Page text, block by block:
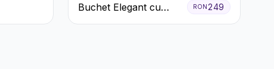
Buchet Elegant cu
Garoafe Albe și
RON 249